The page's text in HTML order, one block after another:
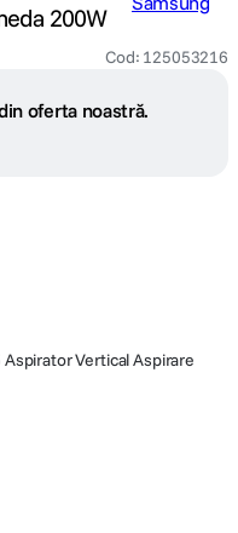
200W
Cod: 125053216
oferta noastră.
Vertical Aspirare